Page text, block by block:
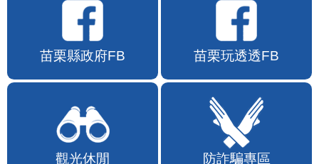
苗栗縣政府FB 苗栗玩透透FB
觀光休閒 防詐騙專區